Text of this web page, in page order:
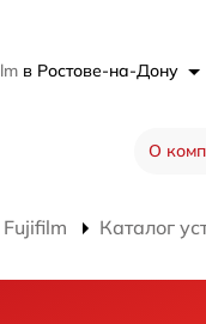
в Ростове-на-Дону
О
Каталог